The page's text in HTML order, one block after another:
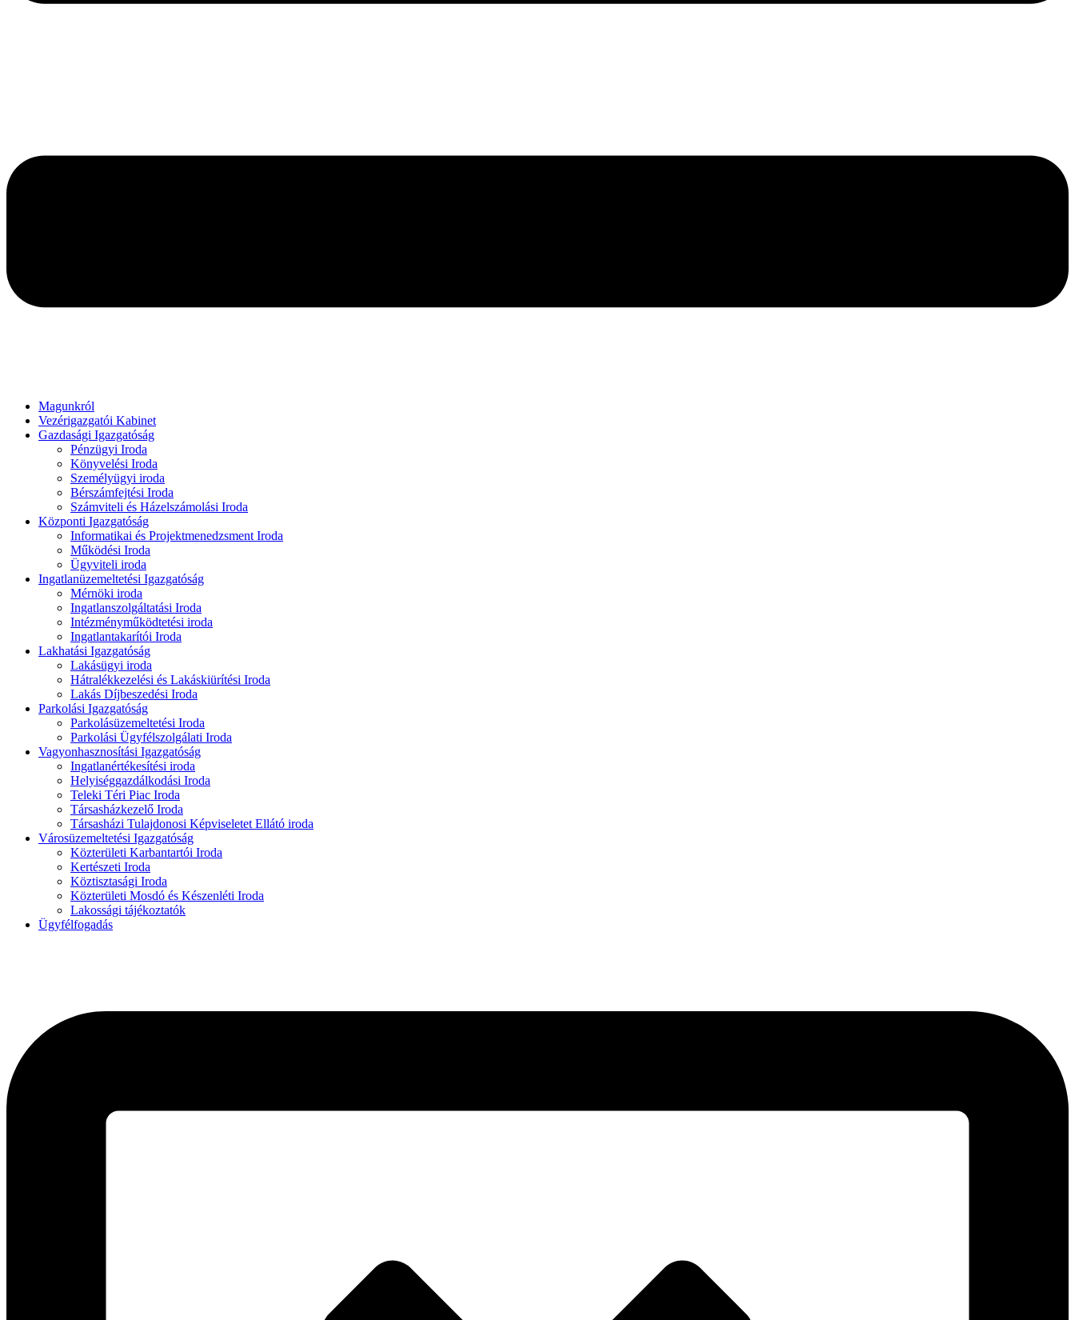
Magunkról
Vezérigazgatói Kabinet
Gazdasági Igazgatóság
Pénzügyi Iroda
Könyvelési Iroda
Személyügyi iroda
Bérszámfejtési Iroda
Számviteli és Házelszámolási Iroda
Központi Igazgatóság
Informatikai és Projektmenedzsment Iroda
Működési Iroda
Ügyviteli iroda
Ingatlanüzemeltetési Igazgatóság
Mérnöki iroda
Ingatlanszolgáltatási Iroda
Intézményműködtetési iroda
Ingatlantakarítói Iroda
Lakhatási Igazgatóság
Lakásügyi iroda
Hátralékkezelési és Lakáskiürítési Iroda
Lakás Díjbeszedési Iroda
Parkolási Igazgatóság
Parkolásüzemeltetési Iroda
Parkolási Ügyfélszolgálati Iroda
Vagyonhasznosítási Igazgatóság
Ingatlanértékesítési iroda
Helyiséggazdálkodási Iroda
Teleki Téri Piac Iroda
Társasházkezelő Iroda
Társasházi Tulajdonosi Képviseletet Ellátó iroda
Városüzemeltetési Igazgatóság
Közterületi Karbantartói Iroda
Kertészeti Iroda
Köztisztasági Iroda
Közterületi Mosdó és Készenléti Iroda
Lakossági tájékoztatók
Ügyfélfogadás